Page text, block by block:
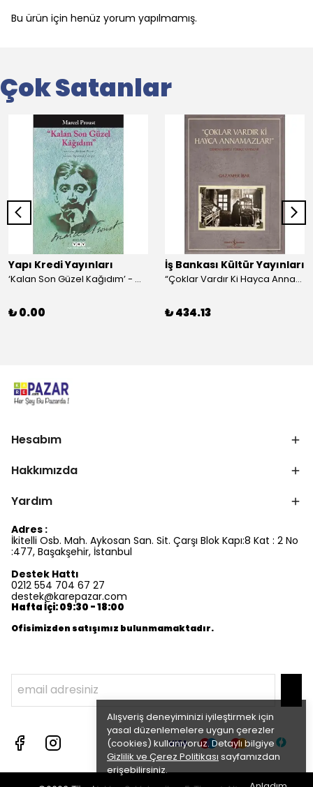
Alışveriş deneyiminizi iyileştirmek için
yasal düzenlemelere uygun çerezler
(cookies) kullanıyoruz. Detaylı bilgiye
Gizlilik ve Çerez Politikası sayfamızdan
erişebilirsiniz.
Bu ürün için henüz yorum yapılmamış.
Çok Satanlar
Yapı Kredi Yayınları
‘Kalan Son Güzel Kağıdım’ - Marcel Proust
₺ 0.00
İş Bankası Kültür Yayınları
“Çoklar Vardır Ki Hayca Annamazlar!” - Gazanfer İbar
₺ 434.13
Hesabım
Hakkımızda
Yardım
Adres :
İkitelli Osb. Mah. Aykosan San. Sit. Çarşı Blok Kapı:8 Kat : 2 No
:477, Başakşehir, İstanbul
Destek Hattı
0212 554 704 67 27
destek@karepazar.com
Hafta İçi: 09:30 - 18:00
Ofisimizden satışımız bulunmamaktadır.